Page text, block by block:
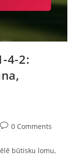
4-2:
Post0 Comments
būtisku lomu,